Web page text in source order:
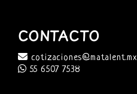
CONTACTO
cotizaciones@matalent.mx
55 6507 7538